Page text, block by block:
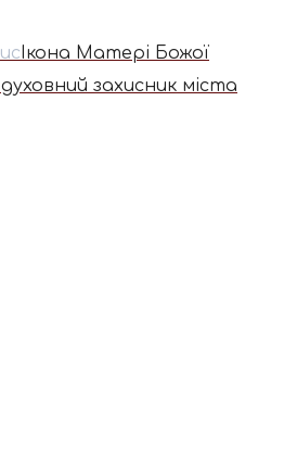
Ікона Матері Божої
духовний захисник міста